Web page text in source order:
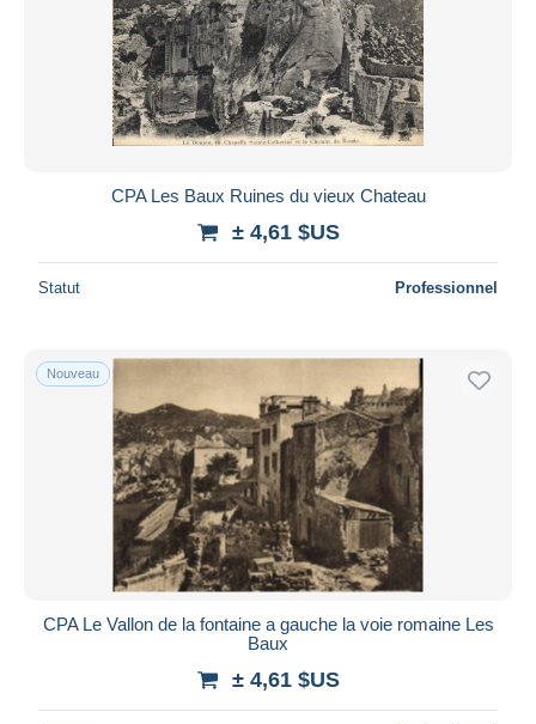
CPA Les Baux Ruines du vieux Chateau
± 4,61 $US
Statut Professionnel
Nouveau
CPA Le Vallon de la fontaine a gauche la voie romaine Les
Baux
± 4,61 $US